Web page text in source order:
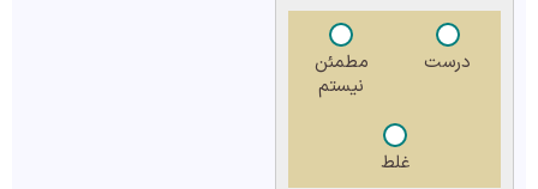
درست
مطمئن
نیستم
غلط